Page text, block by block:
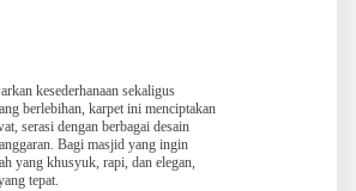
kesederhanaan sekaligus
berlebihan, karpet ini menciptakan
serasi dengan berbagai desain
Bagi masjid yang ingin
yang khusyuk, rapi, dan elegan,
tepat.